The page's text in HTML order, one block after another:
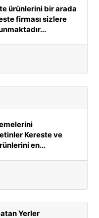
ürünlerini bir arada
firması sizlere
Kereste ve
en...
Yerler